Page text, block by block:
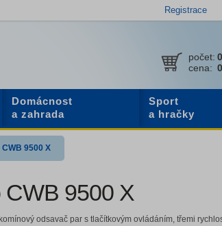
Registrace
počet: 0
cena:
Domácnost
a zahrada
Sport
a hračky
CWB 9500 X
CWB 9500 X
odsavač par s tlačítkovým ovládáním, třemi